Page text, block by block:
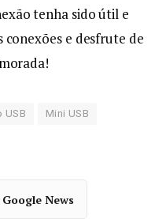
tenha sido útil e
conexões e desfrute de
USB Mini USB
News